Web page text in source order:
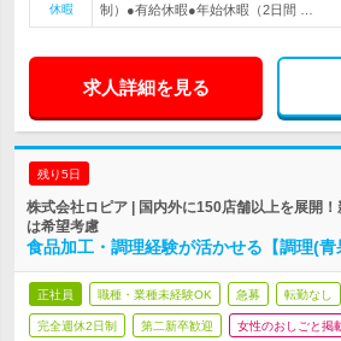
休暇
制）●有給休暇●年始休暇（2日間 …
求人詳細を見る
残り5日
株式会社ロピア | 国内外に150店舗以上を展開
は希望考慮
食品加工・調理経験が活かせる【調理(青
正社員 職種・業種未経験OK 急募 転勤なし
完全週休2日制 第二新卒歓迎 女性のおしごと掲